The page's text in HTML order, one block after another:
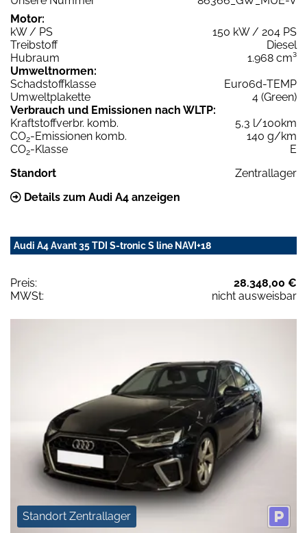
Motor:
kW / PS
150 kW / 204 PS
Treibstoff
Diesel
Hubraum
1.968 cm³
Umweltnormen:
Schadstoffklasse
Euro6d-TEMP
Umweltplakette
4 (Green)
Verbrauch und Emissionen nach WLTP:
Kraftstoffverbr. komb.
5,3 l/100km
CO2-Emissionen komb.
140 g/km
CO2-Klasse
E
Standort
Zentrallager
Details zum Audi A4 anzeigen
Audi A4 Avant 35 TDI S-tronic S line NAVI+18
Preis:
28.348,00 €
MWSt:
nicht ausweisbar
Standort Zentrallager